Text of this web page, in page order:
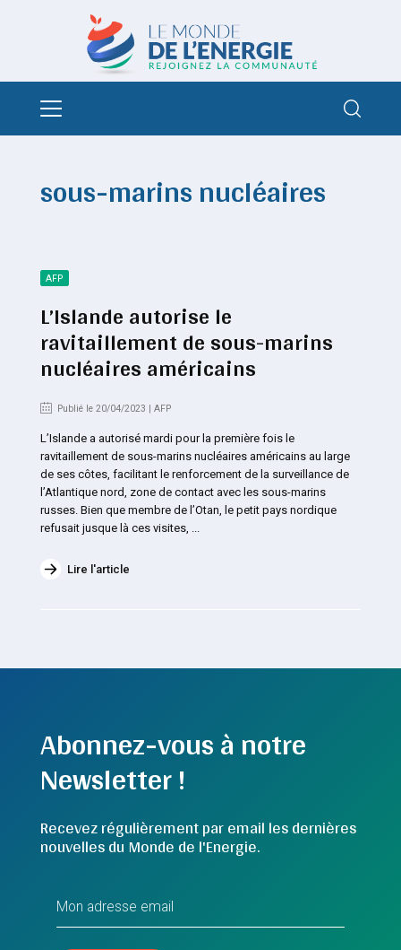
sous-marins nucléaires
AFP
L’Islande autorise le
ravitaillement de sous-marins
nucléaires américains
Publié le 20/04/2023 | AFP
L’Islande a autorisé mardi pour la première fois le
ravitaillement de sous-marins nucléaires américains au large
de ses côtes, facilitant le renforcement de la surveillance de
l’Atlantique nord, zone de contact avec les sous-marins
russes. Bien que membre de l’Otan, le petit pays nordique
refusait jusque là ces visites, ...
Lire l'article
Abonnez-vous à notre
Newsletter !
Recevez régulièrement par email les dernières
nouvelles du Monde de l'Energie.